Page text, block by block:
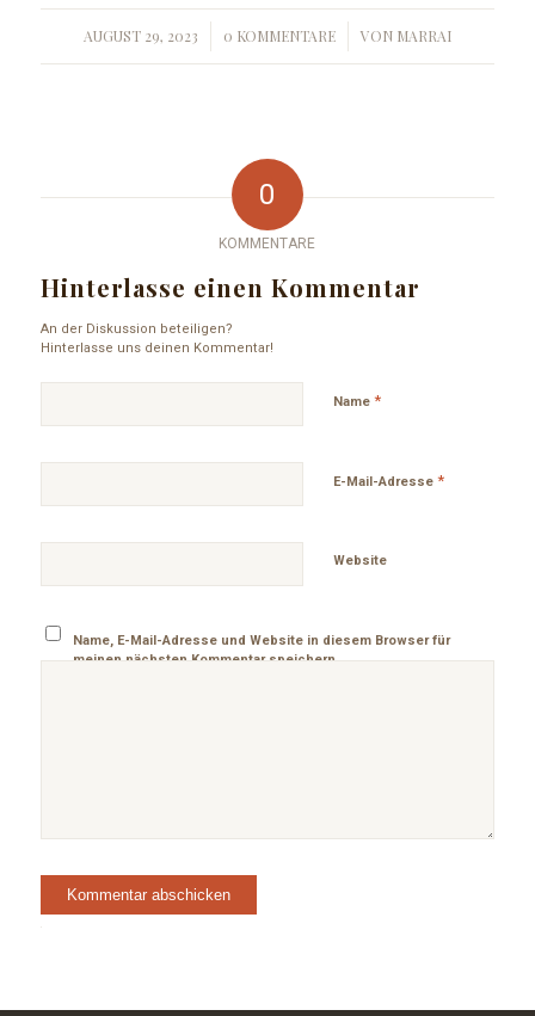
AUGUST 29, 2023
/ 0 KOMMENTARE
/ VON MARRAI
0
KOMMENTARE
Hinterlasse einen Kommentar
An der Diskussion beteiligen?
Hinterlasse uns deinen Kommentar!
Name *
E-Mail-Adresse *
Website
Name, E-Mail-Adresse und Website in diesem Browser für
meinen nächsten Kommentar speichern.